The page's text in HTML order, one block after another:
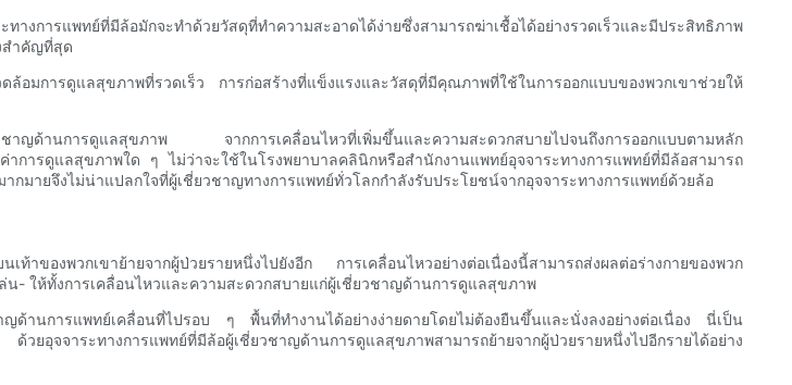
การแพทย์ที่มีล้อมักจะทำด้วยวัสดุที่ทำความสะอาดได้ง่ายซึ่งสามารถฆ่าเชื้อได้อย่างรวดเร็วและมีประสิทธิภาพ
สำคัญที่สุด
มการดูแลสุขภาพที่รวดเร็ว การก่อสร้างที่แข็งแรงและวัสดุที่มีคุณภาพที่ใช้ในการออกแบบของพวกเขาช่วยให้
วชาญด้านการดูแลสุขภาพ จากการเคลื่อนไหวที่เพิ่มขึ้นและความสะดวกสบายไปจนถึงการออกแบบตามหลัก
าการดูแลสุขภาพใด ๆ ไม่ว่าจะใช้ในโรงพยาบาลคลินิกหรือสำนักงานแพทย์อุจจาระทางการแพทย์ที่มีล้อสามารถ
มายจึงไม่น่าแปลกใจที่ผู้เชี่ยวชาญทางการแพทย์ทั่วโลกกำลังรับประโยชน์จากอุจจาระทางการแพทย์ด้วยล้อ
าของพวกเขาย้ายจากผู้ป่วยรายหนึ่งไปยังอีก การเคลื่อนไหวอย่างต่อเนื่องนี้สามารถส่งผลต่อร่างกายของพวก
- ให้ทั้งการเคลื่อนไหวและความสะดวกสบายแก่ผู้เชี่ยวชาญด้านการดูแลสุขภาพ
านการแพทย์เคลื่อนที่ไปรอบ ๆ พื้นที่ทำงานได้อย่างง่ายดายโดยไม่ต้องยืนขึ้นและนั่งลงอย่างต่อเนื่อง นี่เป็น
อุจจาระทางการแพทย์ที่มีล้อผู้เชี่ยวชาญด้านการดูแลสุขภาพสามารถย้ายจากผู้ป่วยรายหนึ่งไปอีกรายได้อย่าง